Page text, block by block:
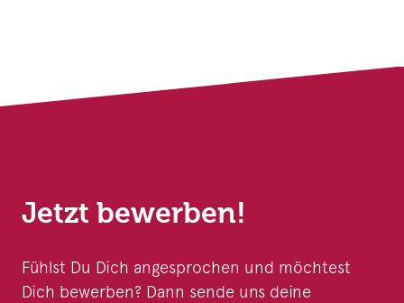
Jetzt bewerben!
Fühlst Du Dich angesprochen und möchtest
Dich bewerben? Dann sende uns deine